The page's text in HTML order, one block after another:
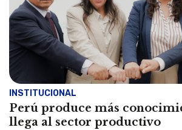
INSTITUCIONAL
Perú produce más
llega al sector productivo